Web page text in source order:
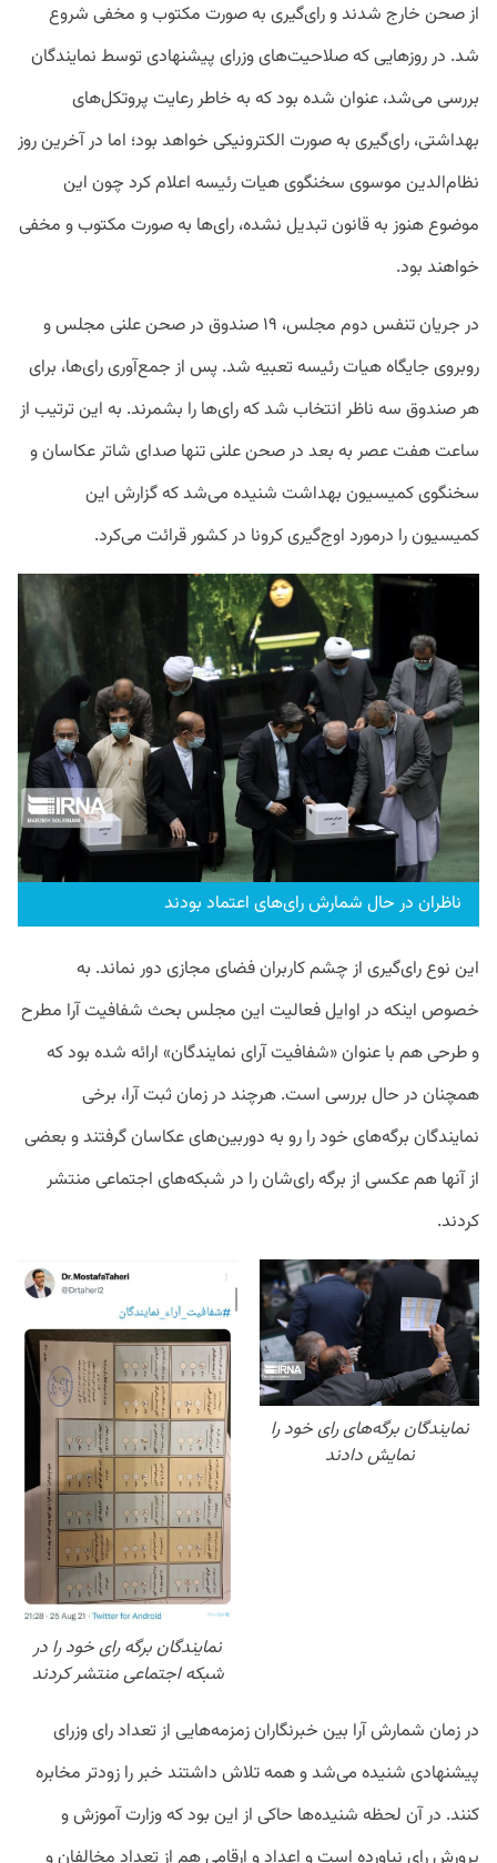
از صحن خارج شدند و رای‌گیری به صورت مکتوب و مخفی شروع
شد. در روزهایی که صلاحیت‌های وزرای پیشنهادی توسط نمایندگان
بررسی می‌شد، عنوان شده بود که به خاطر رعایت پروتکل‌های
بهداشتی، رای‌‌گیری به صورت الکترونیکی خواهد بود؛ اما در آخرین روز
نظام‌الدین موسوی سخنگوی هیات رئیسه اعلام کرد چون این
موضوع هنوز به قانون تبدیل نشده، رای‌ها به صورت مکتوب و مخفی
خواهند بود.
در جریان تنفس دوم مجلس، ۱۹ صندوق در صحن علنی مجلس و
روبروی جایگاه هیات رئیسه تعبیه شد. پس از جمع‌آوری رای‌ها، برای
هر صندوق سه ناظر انتخاب شد که رای‌ها را بشمرند. به این ترتیب از
ساعت هفت عصر به بعد در صحن علنی تنها صدای شاتر عکاسان و
سخنگوی کمیسیون بهداشت شنیده می‌شد که گزارش این
کمیسیون را درمورد اوج‌گیری کرونا در کشور قرائت می‌کرد.
ناظران در حال شمارش رای‌های اعتماد بودند
این نوع رای‌گیری از چشم کاربران فضای مجازی دور نماند. به
خصوص اینکه در اوایل فعالیت این مجلس بحث شفافیت آرا مطرح
و طرحی هم با عنوان «شفافیت آرای نمایندگان» ارائه شده بود که
همچنان در حال بررسی است. هرچند در زمان ثبت آرا، برخی
نمایندگان برگه‌های خود را رو به دوربین‌های عکاسان گرفتند و بعضی
از آنها هم عکسی از برگه رای‌شان را در شبکه‌های اجتماعی منتشر
کردند.
نمایندگان برگه‌های رای خود را
نمایش دادند
نمایندگان برگه رای خود را در
شبکه اجتماعی منتشر کردند
در زمان شمارش آرا بین خبرنگاران زمزمه‌هایی از تعداد رای وزرای
پیشنهادی شنیده می‌شد و همه تلاش داشتند خبر را زودتر مخابره
کنند. در آن لحظه شنیده‌ها حاکی از این بود که وزارت آموزش و